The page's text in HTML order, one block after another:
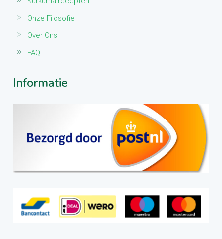
Onze Filosofie
Over Ons
FAQ
Informatie